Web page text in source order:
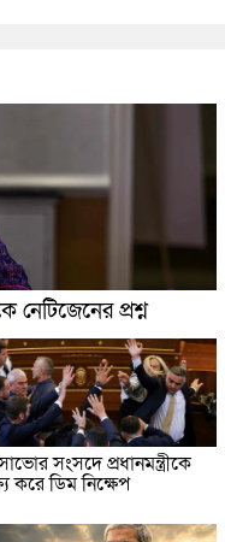
নেটিজেনের প্রশ্ন
সংসদে প্রধানমন্ত্রীকে
করে ডিম নিক্ষেপ